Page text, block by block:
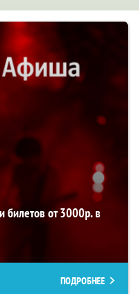
билетов от 3000р. в
ПОДРОБНЕЕ